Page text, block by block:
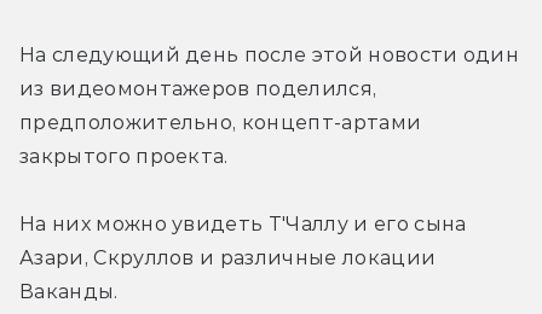
На следующий день после этой новости один
из видеомонтажеров поделился,
предположительно, концепт-артами
закрытого проекта.
На них можно увидеть Т'Чаллу и его сына
Азари, Скруллов и различные локации
Ваканды.